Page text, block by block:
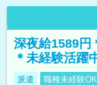
深夜給1589円
＊未経験活躍
派遣 職種未経験OK